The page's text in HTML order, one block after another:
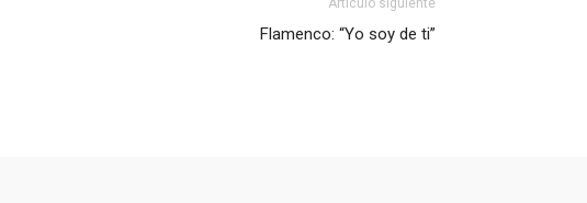
Flamenco: “Yo soy de ti”